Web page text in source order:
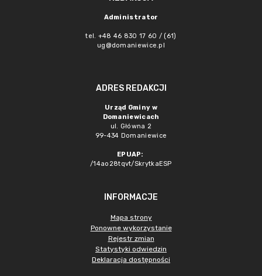
Administrator
tel. +48 46 830 17 60 / (61)
ug@domaniewice.pl
ADRES REDAKCJI
Urząd Gminy w
Domaniewicach
ul. Główna 2
99-434 Domaniewice
EPUAP:
/14ao28tqvt/SkrytkaESP
INFORMACJE
Mapa strony
Ponowne wykorzystanie
Rejestr zmian
Statystyki odwiedzin
Deklaracja dostępności